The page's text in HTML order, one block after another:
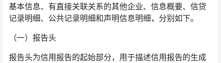
基本信息、有直接关联关系的其他企业、信息概要、信贷
记录明细、公共记录明细和声明信息明细，分别如下。
（一）报告头
报告头为信用报告的起始部分，用于描述信用报告的生成